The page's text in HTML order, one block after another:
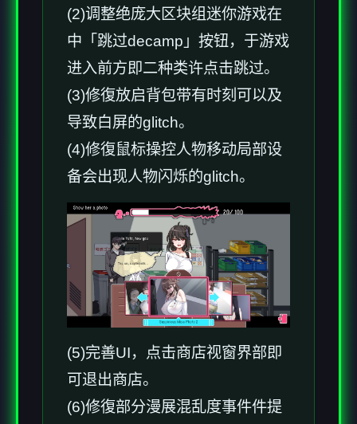
(2)调整绝庞大区块组迷你游戏在
中「跳过decamp」按钮，于游戏
进入前方即二种类许点击跳过。
(3)修復放启背包带有时刻可以及
导致白屏的glitch。
(4)修復鼠标操控人物移动局部设
备会出现人物闪烁的glitch。
(5)完善UI，点击商店视窗界部即
可退出商店。
(6)修復部分漫展混乱度事件件提